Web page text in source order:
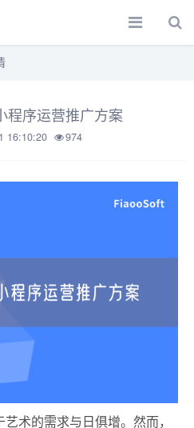
程序运营推广方案
16:10:20 974
术的需求与日俱增。然而，